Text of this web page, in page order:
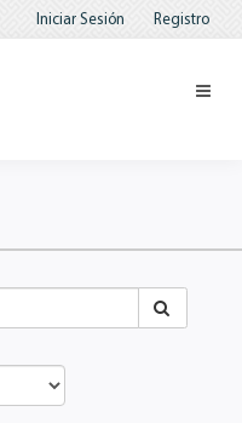
Iniciar Sesión Registro